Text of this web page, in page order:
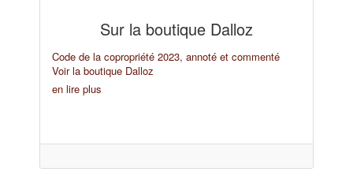
Sur la boutique Dalloz
Code de la copropriété 2023, annoté et commenté
Voir la boutique Dalloz
en lire plus